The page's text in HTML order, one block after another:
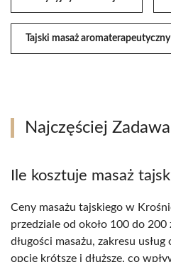
Tajski masaż aromaterapeutyczny
Najczęściej
Ile kosztuje masaż
Ceny masażu tajskiego w
przedziale od około 100 do 200
długości masażu, zakresu
opcje krótsze i dłuższe, co